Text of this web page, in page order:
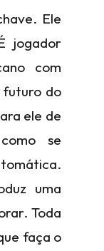
Ele
jogador
com
futuro do
ele de
se
uma
Toda
faça o